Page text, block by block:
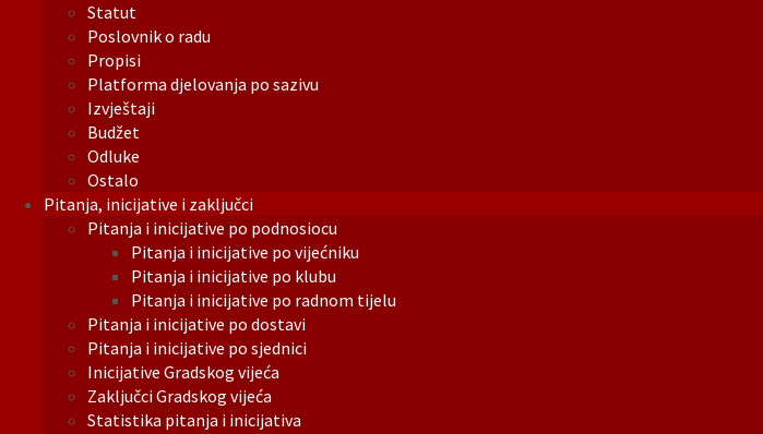
Statut
Poslovnik o radu
Propisi
Platforma djelovanja po sazivu
Izvještaji
Budžet
Odluke
Ostalo
Pitanja, inicijative i zaključci
Pitanja i inicijative po podnosiocu
Pitanja i inicijative po vijećniku
Pitanja i inicijative po klubu
Pitanja i inicijative po radnom tijelu
Pitanja i inicijative po dostavi
Pitanja i inicijative po sjednici
Inicijative Gradskog vijeća
Zaključci Gradskog vijeća
Statistika pitanja i inicijativa